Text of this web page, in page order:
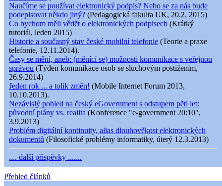
Naučíme se používat elektronický podpis? Nebo se za nás bude
podepisovat někdo jiný? (Pedagogická fakulta UK, 20.2. 2015)
Co bychom měli vědět o elektronických podpisech (Krátký
tutoriál, leden 2015)
Historie a současný stav české mobilní telefonie (Teorie a praxe
telefonie, 12.11.2014).
Časy se mění, aneb: (měnící se) možnosti komunikace s veřejnou
správou (Týden komunikace osob se sluchovým postižením,
26.9.2014)
Jeden rok ... a tolik změn! (Mobile Internet Forum 2013,
10.10.2013).
Nezávislý pohled na český eGovernment s odstupem pěti let:
původní plány vs. realita (Konference "e-government 20:10",
3.9.2013)
Problém digitální kontinuity, alias dlouhověkost elektronických
dokumentů (Filosofické problémy informatiky, úterý 12.3.2013)
.... další příspěvky .......
Přehled článků